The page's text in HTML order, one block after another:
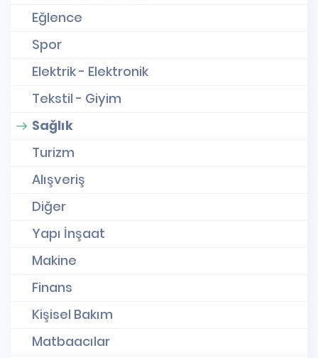
Eğlence
Spor
Elektrik - Elektronik
Tekstil - Giyim
Sağlık
Turizm
Alışveriş
Diğer
Yapı İnşaat
Makine
Finans
Kişisel Bakım
Matbaacılar